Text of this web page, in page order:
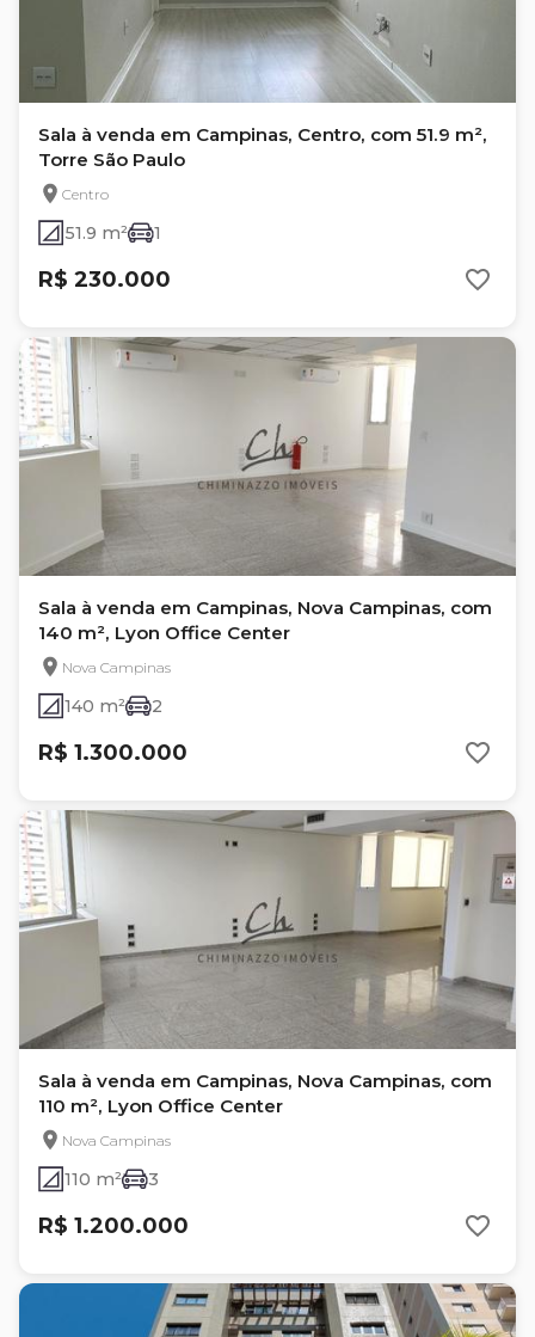
Sala à venda em Campinas, Centro, com 51.9 m²,
Torre São Paulo
Centro
51.9 m² 1
R$ 230.000
Sala à venda em Campinas, Nova Campinas, com
140 m², Lyon Office Center
Nova Campinas
140 m² 2
R$ 1.300.000
Sala à venda em Campinas, Nova Campinas, com
110 m², Lyon Office Center
Nova Campinas
110 m² 3
R$ 1.200.000